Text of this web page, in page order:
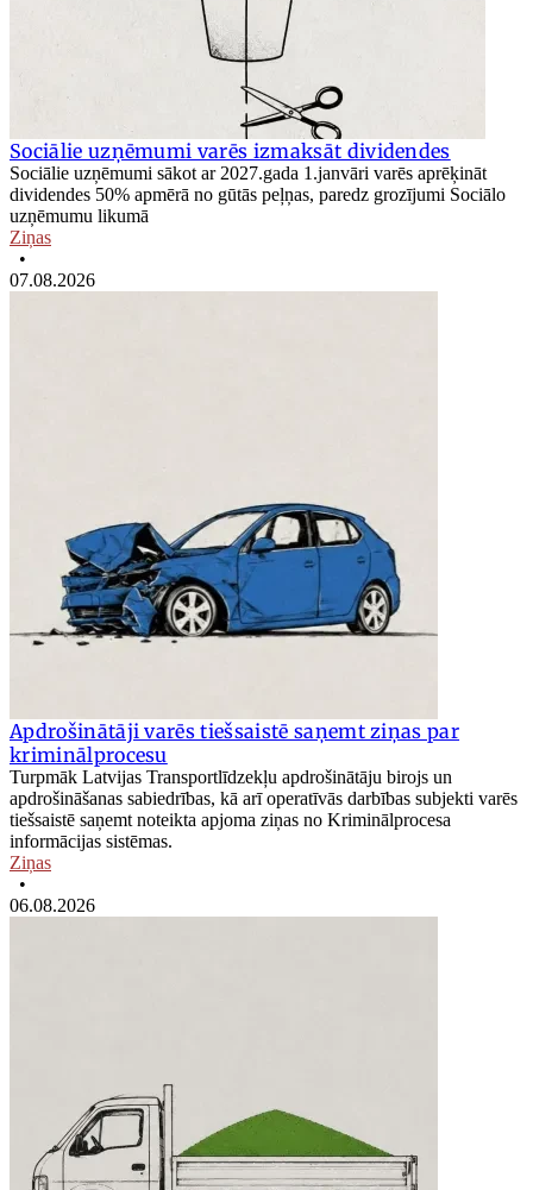
Sociālie uzņēmumi varēs izmaksāt dividendes
Sociālie uzņēmumi sākot ar 2027.gada 1.janvāri varēs aprēķināt
dividendes 50% apmērā no gūtās peļņas, paredz grozījumi Sociālo
uzņēmumu likumā
Ziņas
•
07.08.2026
Apdrošinātāji varēs tiešsaistē saņemt ziņas par
kriminālprocesu
Turpmāk Latvijas Transportlīdzekļu apdrošinātāju birojs un
apdrošināšanas sabiedrības, kā arī operatīvās darbības subjekti varēs
tiešsaistē saņemt noteikta apjoma ziņas no Kriminālprocesa
informācijas sistēmas.
Ziņas
•
06.08.2026